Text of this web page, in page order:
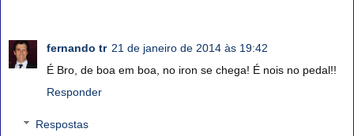
fernando tr 21 de janeiro de 2014 às 19:42
É Bro, de boa em boa, no iron se chega! É nois no pedal!!
Responder
Respostas